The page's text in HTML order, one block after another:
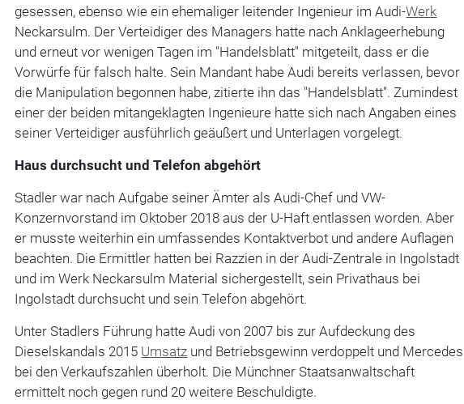
gesessen, ebenso wie ein ehemaliger leitender Ingenieur im Audi-Werk
Neckarsulm. Der Verteidiger des Managers hatte nach Anklageerhebung
und erneut vor wenigen Tagen im "Handelsblatt" mitgeteilt, dass er die
Vorwürfe für falsch halte. Sein Mandant habe Audi bereits verlassen, bevor
die Manipulation begonnen habe, zitierte ihn das "Handelsblatt". Zumindest
einer der beiden mitangeklagten Ingenieure hatte sich nach Angaben eines
seiner Verteidiger ausführlich geäußert und Unterlagen vorgelegt.
Haus durchsucht und Telefon abgehört
Stadler war nach Aufgabe seiner Ämter als Audi-Chef und VW-
Konzernvorstand im Oktober 2018 aus der U-Haft entlassen worden. Aber
er musste weiterhin ein umfassendes Kontaktverbot und andere Auflagen
beachten. Die Ermittler hatten bei Razzien in der Audi-Zentrale in Ingolstadt
und im Werk Neckarsulm Material sichergestellt, sein Privathaus bei
Ingolstadt durchsucht und sein Telefon abgehört.
Unter Stadlers Führung hatte Audi von 2007 bis zur Aufdeckung des
Dieselskandals 2015 Umsatz und Betriebsgewinn verdoppelt und Mercedes
bei den Verkaufszahlen überholt. Die Münchner Staatsanwaltschaft
ermittelt noch gegen rund 20 weitere Beschuldigte.